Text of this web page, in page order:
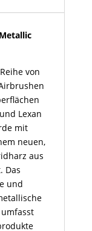
von
Lexan
mit
neuen,
aus
Das
und